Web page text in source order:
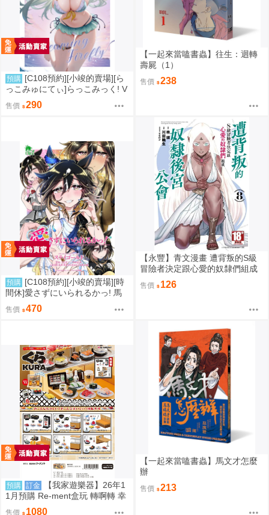
預購 [C108預約][小竣的賣場][ら
っこみゅにてぃ]らっこみっく! V
ol.4 Dreaming Firefly 同人誌id=3
773677
售價 290
【一起來當嗑書蟲】往生：迴轉
壽屍（1）
售價 238
預購 [C108預約][小竣的賣場][時
間休]愛さずにいられるかっ! 馬
娘 同人誌id=3784092
售價 470
【永豐】青文漫畫 遭背叛的S級
冒險者決定跟心愛的奴隸們組成
奴隸後宮公會 8 (全新) 出版：20
26/08/06
售價 126
預購 訂金
【我家遊樂器】26年1
1月預購 Re-ment盒玩 轉啊轉 幸
福一盤 藏壽司
售價 1080
【一起來當嗑書蟲】馬文才怎麼
辦
售價 213